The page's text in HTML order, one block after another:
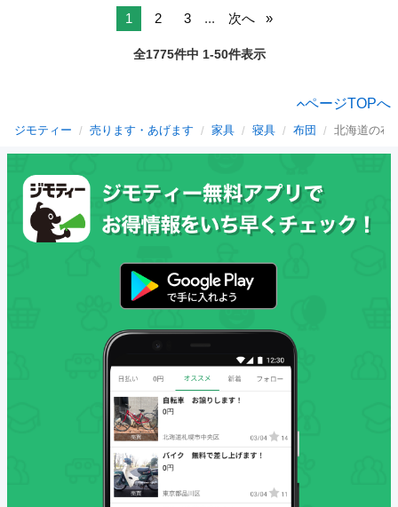
1 2 3 ... 次へ
全1775件中 1-50件表示
ページTOPへ
ジモティー 売ります・あげます 家具 寝具 布団 北海道の布